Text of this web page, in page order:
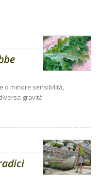
o minore sensibilità,
gravità